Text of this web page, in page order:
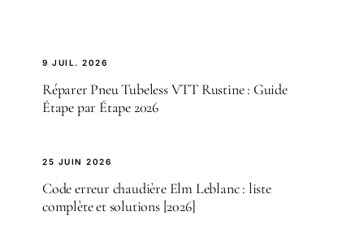
9 JUIL. 2026
Réparer Pneu Tubeless VTT Rustine : Guide
Étape par Étape 2026
25 JUIN 2026
Code erreur chaudière Elm Leblanc : liste
complète et solutions [2026]